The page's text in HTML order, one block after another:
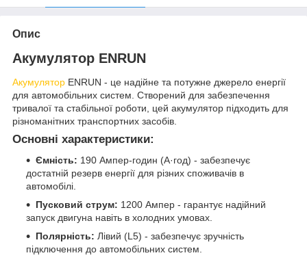
Опис
Акумулятор ENRUN
Акумулятор ENRUN - це надійне та потужне джерело енергії
для автомобільних систем. Створений для забезпечення
тривалої та стабільної роботи, цей акумулятор підходить для
різноманітних транспортних засобів.
Основні характеристики:
Ємність: 190 Ампер-годин (А·год) - забезпечує
достатній резерв енергії для різних споживачів в
автомобілі.
Пусковий струм: 1200 Ампер - гарантує надійний
запуск двигуна навіть в холодних умовах.
Полярність: Лівий (L5) - забезпечує зручність
підключення до автомобільних систем.